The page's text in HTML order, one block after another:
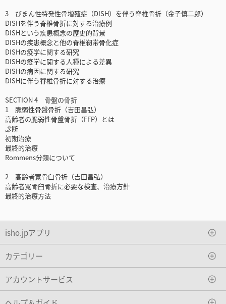
3 びまん性特発性骨増殖症（DISH）を伴う脊椎骨折（金子慎二郎）
DISHを伴う脊椎骨折に対する治療例
DISHという疾患概念の歴史的背景
DISHの疾患概念と他の脊椎靭帯骨化症
DISHの疫学に関する研究
DISHの疫学に関する人種による差異
DISHの病因に関する研究
DISHに伴う脊椎骨折に対する治療
SECTION 4 骨盤の骨折
1 脆弱性骨盤骨折（吉田昌弘）
高齢者の脆弱性骨盤骨折（FFP）とは
診断
初期治療
最終的治療
Rommens分類について
2 高齢者寛骨臼骨折（吉田昌弘）
高齢者寛骨臼骨折に必要な検査、治療方針
最終的治療方法
isho.jpアプリ
カテゴリー
アカウントサービス